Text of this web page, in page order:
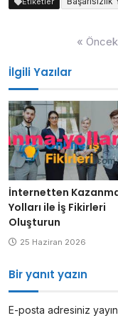
«
İlgili Yazılar
İnternetten
Yolları ile İş Fikirleri
Oluşturun
25 Haziran 2026
Bir yanıt yazın
E-posta adresiniz